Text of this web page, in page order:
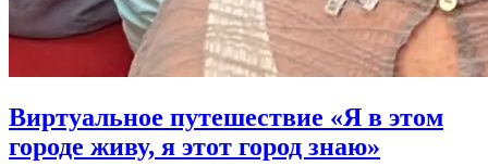
Виртуальное путешествие «Я в этом
городе живу, я этот город знаю»